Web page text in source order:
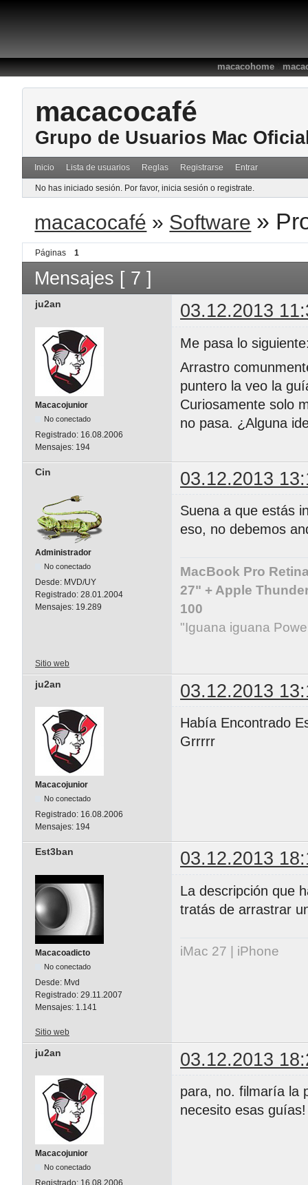
macacohome:
macacocafé
Grupo de Usuarios Mac
Inicio Lista de usuarios Reglas Registrarse Entrar
No has iniciado sesión. Por favor, inicia sesión o registrate.
macacocafé » Software »
Páginas 1
Mensajes [ 7 ]
ju2an 03.12.2013
Macacojunior
No conectado
Registrado: 16.08.2006
Mensajes: 194
Me pasa lo
Arrastro
puntero la veo la
Curiosamente solo
no pasa. ¿Alguna
Cin 03.12.2013
Administrador
No conectado
Desde: MVD/UY
Registrado: 28.01.2004
Mensajes: 19.289
Suena a que estás
eso, no debemos
MacBook Pro
27" + Apple
100
"Iguana iguana
Sitio web
ju2an 03.12.2013
Macacojunior
No conectado
Registrado: 16.08.2006
Mensajes: 194
Había Encontrado
Grrrrr
Est3ban 03.12.2013
Macacoadicto
No conectado
Desde: Mvd
Registrado: 29.11.2007
Mensajes: 1.141
La descripción que
tratás de arrastrar
iMac 27 | iPhone
Sitio web
ju2an 03.12.2013
Macacojunior
No conectado
Registrado: 16.08.2006
para, no. filmaría la
necesito esas